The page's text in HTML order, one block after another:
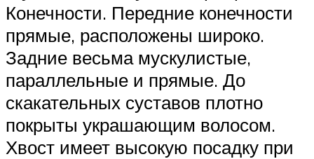
Конечности. Передние конечности
прямые, расположены широко.
Задние весьма мускулистые,
параллельные и прямые. До
скакательных суставов плотно
покрыты украшающим волосом.
Хвост имеет высокую посадку при